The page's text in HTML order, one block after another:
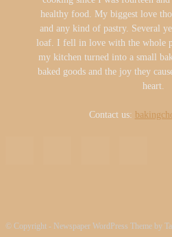
healthy food. My biggest love
and any kind of pastry. Several
loaf. I fell in love with the whole
my kitchen turned into a small
baked goods and the joy they
heart.
Contact us:
© Copyright - Newspaper WordPress Theme by